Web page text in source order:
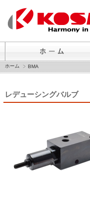
ホーム BMA
レデューシングバルブ